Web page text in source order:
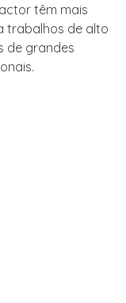
têm mais
trabalhos de alto
de grandes